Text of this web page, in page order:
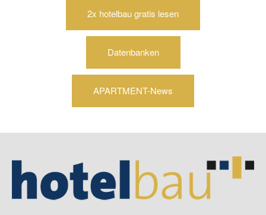
2x hotelbau gratis lesen
Datenbanken
APARTMENT-News